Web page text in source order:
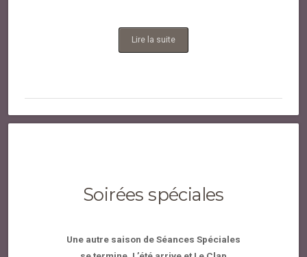
Lire la suite
Soirées spéciales
Une autre saison de Séances Spéciales